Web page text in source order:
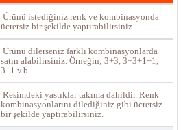
Ürünü istediğiniz renk ve kombinasyonda
ücretsiz bir şekilde yaptırabilirsiniz.
Ürünü dilerseniz farklı kombinasyonlarda
satın alabilirsiniz. Örneğin; 3+3, 3+3+1+1,
3+1 v.b.
Resimdeki yastıklar takıma dahildir. Renk
kombinasyonlarını dilediğiniz gibi ücretsiz
bir şekilde yaptırabilirsiniz.